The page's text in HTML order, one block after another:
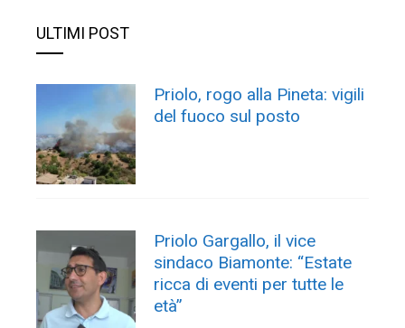
ULTIMI POST
Priolo, rogo alla Pineta: vigili
del fuoco sul posto
Priolo Gargallo, il vice
sindaco Biamonte: “Estate
ricca di eventi per tutte le
età”